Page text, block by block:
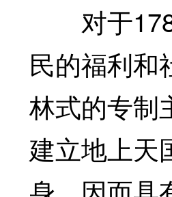
对于
民的福利和
林式的专制
建立地上天